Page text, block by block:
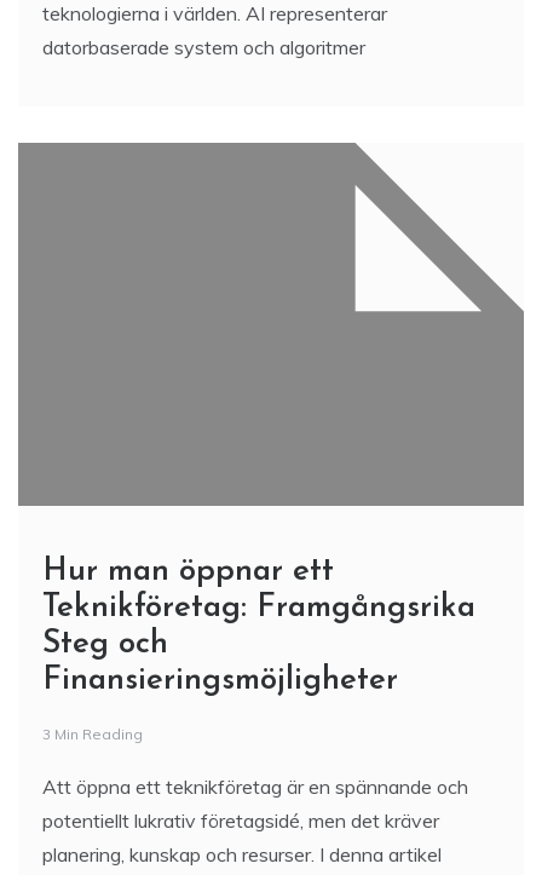
teknologierna i världen. AI representerar
datorbaserade system och algoritmer
Hur man öppnar ett
Teknikföretag: Framgångsrika
Steg och
Finansieringsmöjligheter
3 Min Reading
Att öppna ett teknikföretag är en spännande och
potentiellt lukrativ företagsidé, men det kräver
planering, kunskap och resurser. I denna artikel